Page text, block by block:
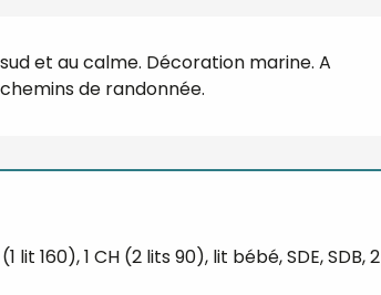
et au calme. Décoration marine. A
de randonnée.
lit 160), 1 CH (2 lits 90), lit bébé, SDE, SDB, 2